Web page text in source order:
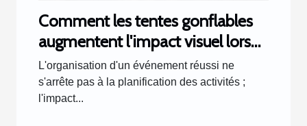
Comment les tentes gonflables
augmentent l'impact visuel lors
d'événements
L'organisation d'un événement réussi ne
s'arrête pas à la planification des activités ;
l'impact...